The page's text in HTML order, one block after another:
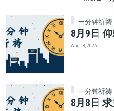
一分钟祈祷
8月9日
Aug 08, 2026
一分钟祈祷
8月8日